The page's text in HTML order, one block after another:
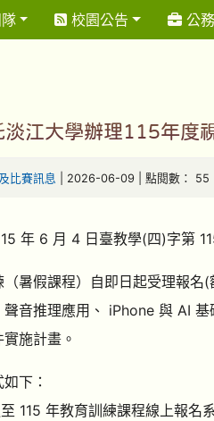
校園公告 公
淡江大學辦理115年度
比賽訊息 | 2026-06-09 | 點閱數： 55
年 6 月 4 日臺教學(四)字第
（暑假課程）自即日起受理報
音推理應用、 iPhone 與 AI
施計畫。
下：
115 年教育訓練課程線上報